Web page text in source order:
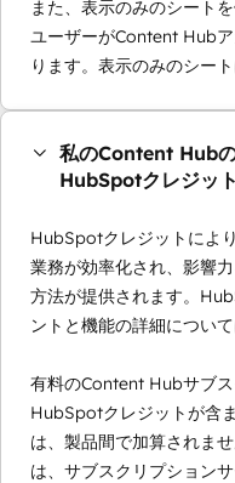
また、表示のみのシート
ユーザーがContent Hub
ります。表示のみのシー
私のContent Hub
HubSpotクレジッ
HubSpotクレジットによ
業務が効率化され、影響
方法が提供されます。
ントと機能の詳細について
有料のContent Hubサブ
HubSpotクレジットが含
は、製品間で加算されま
は、サブスクリプション